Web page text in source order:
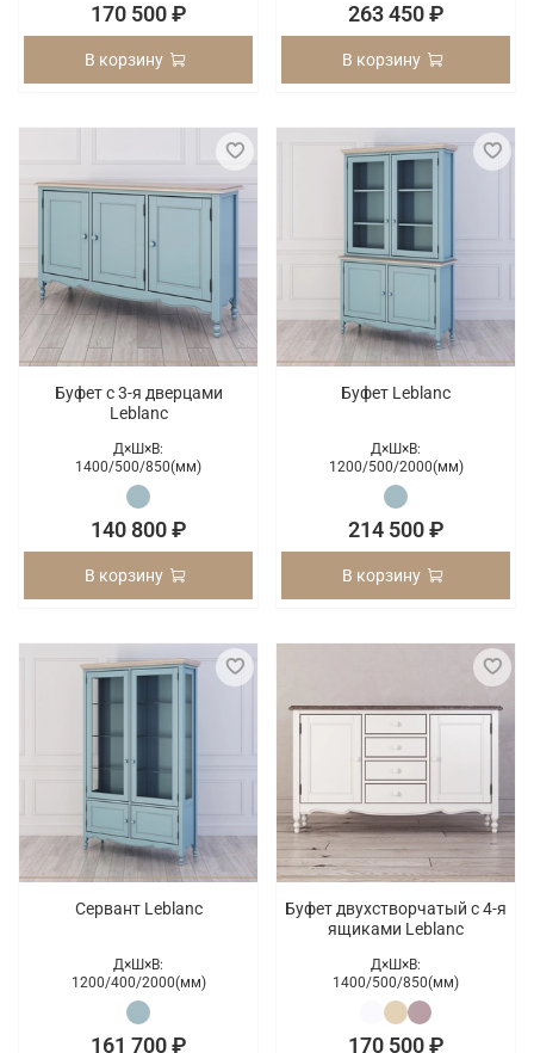
170 500 ₽
В корзину
263 450 ₽
В корзину
Буфет c 3-я дверцами
Leblanc
Д×Ш×В:
1400/500/850(мм)
140 800 ₽
В корзину
Буфет Leblanc
Д×Ш×В:
1200/500/2000(мм)
214 500 ₽
В корзину
Сервант Leblanc
Д×Ш×В:
1200/400/2000(мм)
161 700 ₽
Буфет двухстворчатый с 4-я
ящиками Leblanc
Д×Ш×В:
1400/500/850(мм)
170 500 ₽